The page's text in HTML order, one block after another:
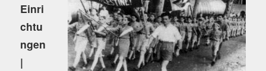
Einri
chtu
ngen
|